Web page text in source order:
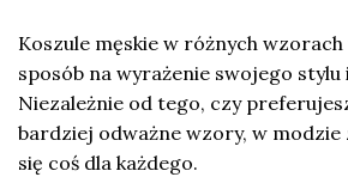
Koszule męskie w różnych wzorach
sposób na wyrażenie swojego stylu
Niezależnie od tego, czy
bardziej odważne wzory, w modzie
się coś dla każdego.